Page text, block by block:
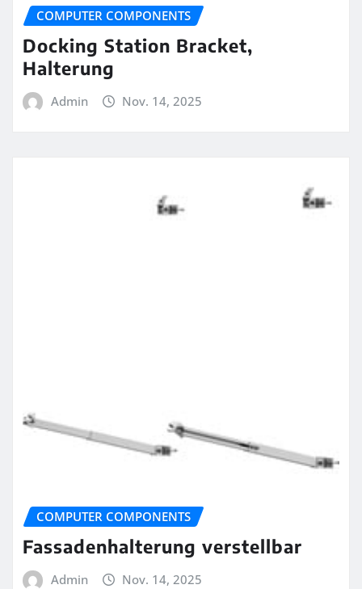
COMPUTER COMPONENTS
Docking Station Bracket,
Halterung
Admin Nov. 14, 2025
COMPUTER COMPONENTS
Fassadenhalterung verstellbar
Admin Nov. 14, 2025